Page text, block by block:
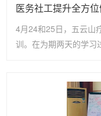
4月24和25日，五云山
训。在为期两天的学习